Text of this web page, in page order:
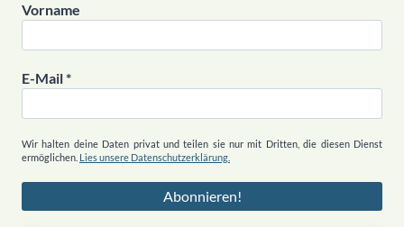
Vorname
E-Mail*
Wir halten deine Daten privat und teilen sie nur mit Dritten, die diesen Dienst
ermöglichen. Lies unsere Datenschutzerklärung.